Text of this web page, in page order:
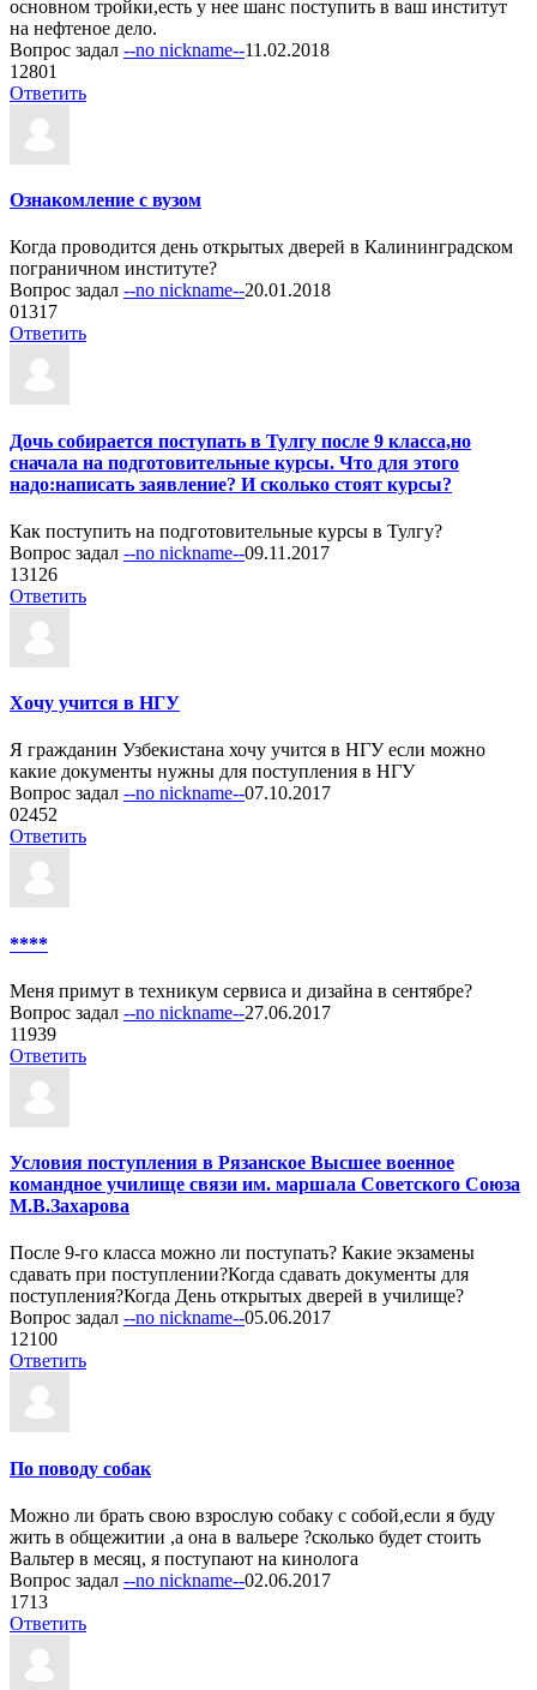
основном тройки,есть у нее шанс поступить в ваш институт
на нефтеное дело.
Вопрос задал --no nickname--11.02.2018
1 2801
Ответить
Ознакомление с вузом
Когда проводится день открытых дверей в Калининградском
пограничном институте?
Вопрос задал --no nickname--20.01.2018
01317
Ответить
Дочь собирается поступать в Тулгу после 9 класса,но
сначала на подготовительные курсы. Что для этого
надо:написать заявление? И сколько стоят курсы?
Как поступить на подготовительные курсы в Тулгу?
Вопрос задал --no nickname--09.11.2017
13126
Ответить
Хочу учится в НГУ
Я гражданин Узбекистана хочу учится в НГУ если можно
какие документы нужны для поступления в НГУ
Вопрос задал --no nickname--07.10.2017
02452
Ответить
****
Меня примут в техникум сервиса и дизайна в сентябре?
Вопрос задал --no nickname--27.06.2017
11939
Ответить
Условия поступления в Рязанское Высшее военное
командное училище связи им. маршала Советского Союза
М.В.Захарова
После 9-го класса можно ли поступать? Какие экзамены
сдавать при поступлении?Когда сдавать документы для
поступления?Когда День открытых дверей в училище?
Вопрос задал --no nickname--05.06.2017
12100
Ответить
По поводу собак
Можно ли брать свою взрослую собаку с собой,если я буду
жить в общежитии ,а она в вальере ?сколько будет стоить
Вальтер в месяц, я поступают на кинолога
Вопрос задал --no nickname--02.06.2017
1 713
Ответить